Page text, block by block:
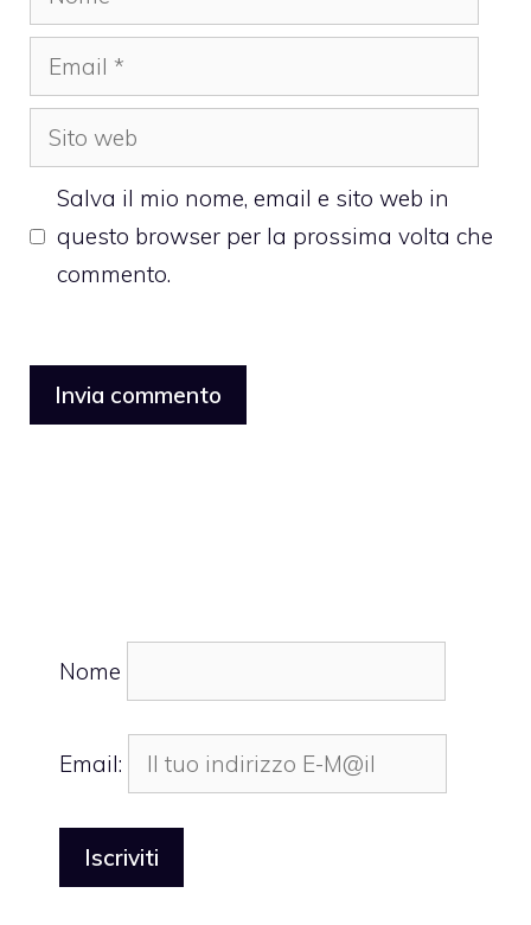
Email
Sito
web
Salva il mio nome, email e sito web in
questo browser per la prossima volta che
commento.
Nome
Email: